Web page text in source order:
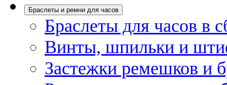
Браслеты и ремни для часов
Браслеты для часов в
Винты, шпильки и
Застежки ремешков и